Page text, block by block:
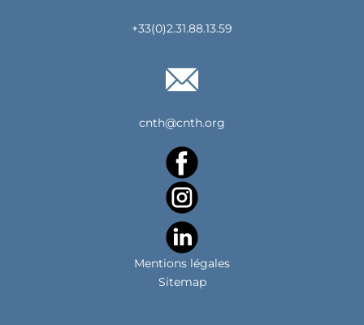
+33(0)2.31.88.13.59
cnth@cnth.org
Mentions légales
Sitemap